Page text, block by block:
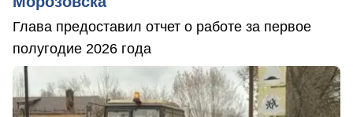
Глава предоставил отчет о работе за первое
полугодие 2026 года